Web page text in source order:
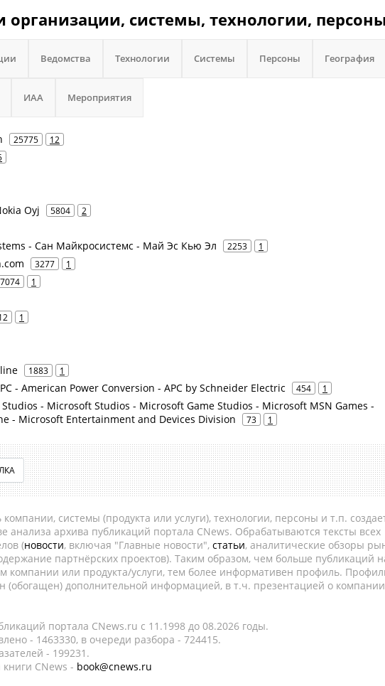
организации, системы, технологии,
Ведомства Технологии Системы Персоны География
ИАА Мероприятия
25775 12
Oyj 5804 2
- Сан Майкросистемс - Май Эс Кью Эл 2253 1
3277 1
7074 1
1
1883 1
- American Power Conversion - APC by Schneider Electric 454 1
- Microsoft Studios - Microsoft Game Studios - Microsoft MSN Games -
- Microsoft Entertainment and Devices Division
73 1
системы (продукта или услуги), технологии, персоны и т.п.
анализа архива публикаций портала CNews. Обрабатываются тексты всех
(новости, включая "Главные новости", статьи, аналитические обзоры
партнёрских проектов). Таким образом, чем больше публикаций
компании или продукта/услуги, тем более информативен профиль.
(обогащен) дополнительной информацией, в т.ч. презентацией о
портала CNews.ru c 11.1998 до 08.2026 годы.
- 1463330, в очереди разбора - 724415.
- 199231.
CNews - book@cnews.ru